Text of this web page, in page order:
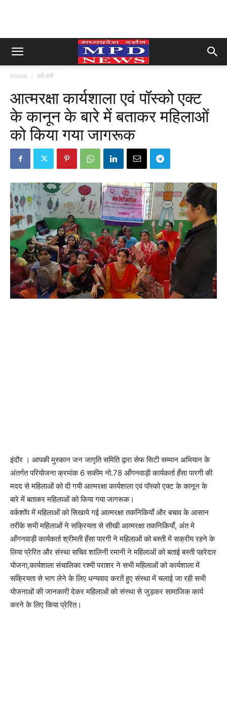
Home धर्म-कर्म
आत्मरक्षा कार्यशाला एवं पॉस्को एक्ट
के कानून के बारे में बताकर महिलाओं
को किया गया जागरूक
इंदौर । आपकी मुस्कान जन जागृति समिति द्वारा सेफ सिटी सम्मान अभियान के
अंतर्गत परियोजना क्रमांक 6 सकीम नो.78 आँगनवाड़ी कार्यकर्ता हँसा पारगी की
मदद से महिलाओं को दी गयी आत्मरक्षा कार्यशाला एवं पॉस्को एक्ट के कानून के
बारे में बताकर महिलाओं को किया गया जागरूक।
वर्कशॉप में महिलाओं को सिखाये गई आत्मरक्षा तकनिकियाँ और बचाव के आसान
तरीके सभी महिलाओं ने सक्रियता से सीखी आत्मरक्षा तकनिकियाँ, अंत मे
आँगनवाड़ी कार्यकर्ता श्रीमती हँसा पारगी ने महिलाओं को बस्ती में सक्रीय रहने के
लिया प्रेरित और संस्था सचिव शालिनी रमानी ने महिलाओं को बताई बस्ती पहरेदार
योजना,कार्यशाला संचालिका रश्मी पराशर ने सभी महिलाओं को कार्यशाला में
सक्रियता से भाग लेने के लिए धन्यवाद करतें हुए संस्था में चलाई जा रही सभी
योजनाओं की जानकारी देकर महिलाओं को संस्था से जुड़कर सामाजिक कार्य
करने के लिए किया प्रेरित।